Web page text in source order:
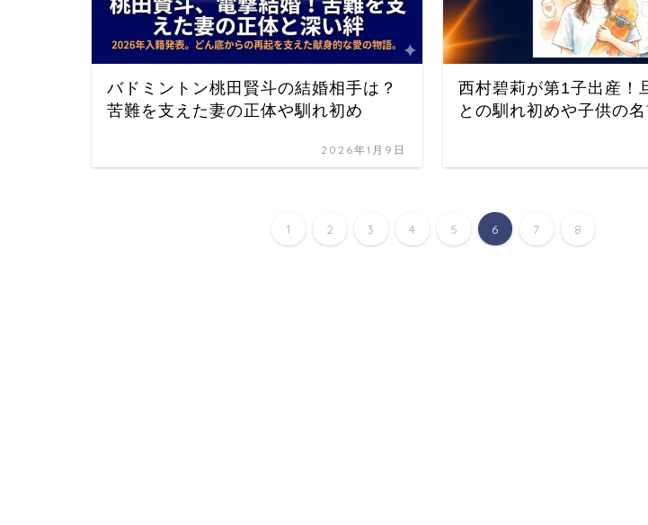
バドミントン桃田賢斗の結婚相手は？
苦難を支えた妻の正体や馴れ初め
2026年1月9日
西村碧莉が第1子出産！
との馴れ初めや子供の名
1 2 3 4 5 6 7 8